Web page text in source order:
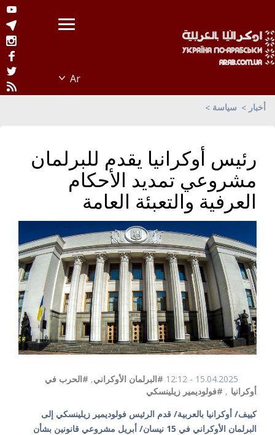
أخبار سياسة
رئيس أوكرانيا يقدم للبرلمان
مشروعي تمديد الأحكام
العرفية والتعبئة العامة
15.04.2025 - 12:12 #البرلمان الأوكراني, #الحرب في
أوكرانيا , #فولوديمير زيلينسكي
كييف/ أوكرانيا بالعربية/ قدم الرئيس فولوديمير زيلينسكي إلى
البرلمان الأوكراني في 15 نيسان/ أبريل مشروعي قانونين بشأن